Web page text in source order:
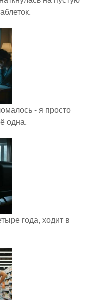
- я просто
одна.
года, ходит в